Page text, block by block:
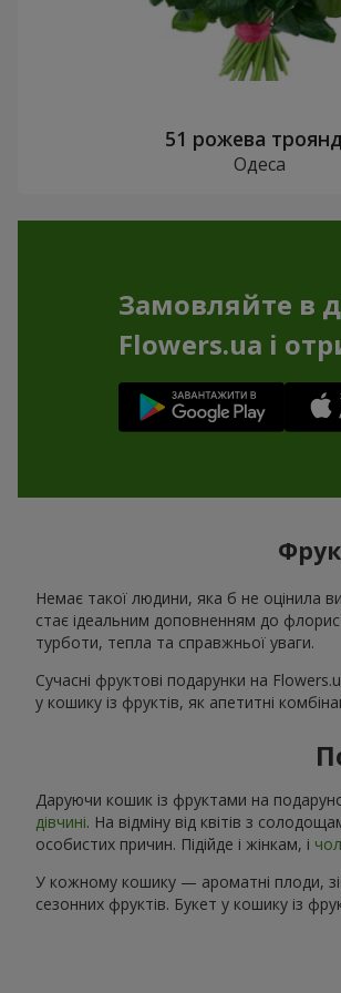
51 рожева
Одеса
Замовляйте в
Flowers.ua і
Немає такої людини, яка б не оцінила
стає ідеальним доповненням до
турботи, тепла та справжньої уваги.
Сучасні фруктові подарунки на
у кошику із фруктів, як апетитні
Даруючи кошик із фруктами на
дівчині. На відміну від квітів з
особистих причин. Підійде і жінкам, і
У кожному кошику — ароматні плоди,
сезонних фруктів. Букет у кошику із